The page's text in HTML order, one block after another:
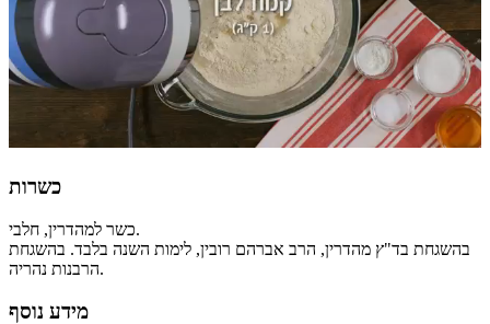
כשרות
כשר למהדרין, חלבי.
בהשגחת בד"ץ מהדרין, הרב אברהם רובין, לימות השנה בלבד. בהשגחת
הרבנות נהריה.
מידע נוסף